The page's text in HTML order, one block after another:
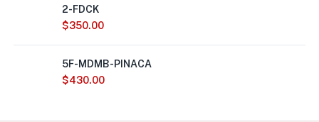
2-FDCK
$350.00
5F-MDMB-PINACA
$430.00